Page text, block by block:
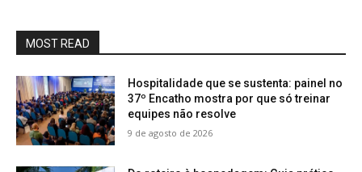
MOST READ
Hospitalidade que se sustenta: painel no
37º Encatho mostra por que só treinar
equipes não resolve
9 de agosto de 2026